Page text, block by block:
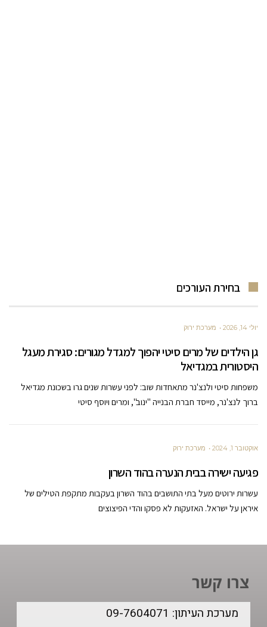
בחירת העורכים
יולי 14, 2026 מערכת ירוק
גן הילדים של מרים סיטי יהפוך למגדל מגורים: סגירת מעגל
היסטורית במגדיאל
משפחות סיטי ולנצ'נר מתאחדות שוב: לפני עשרות שנים גרו בשכונת מגדיאל
ברוך לנצ'נר, מייסד חברת הבנייה "ינוב", ומרים ויוסף סיטי
אוקטובר 1, 2024 מערכת ירוק
פגיעה ישירה בבית הנערה בהוד השרון
עשרות ירוטים מעל בתי התושבים בהוד השרון בעקבות מתקפת הטילים של
איראן על ישראל. האזעקות לא פסקו והדי הפיצוצים
צרו קשר
מערכת העיתון: 09-7604071